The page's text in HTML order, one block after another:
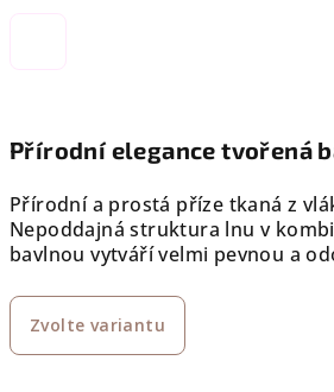
Přírodní elegance tvořená
Přírodní a prostá příze tkaná z
Nepoddajná struktura lnu v
bavlnou vytváří velmi pevnou a
Zvolte variantu